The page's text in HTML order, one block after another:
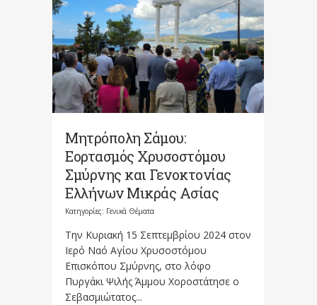
Μητρόπολη Σάμου:
Εορτασμός Χρυσοστόμου
Σμύρνης και Γενοκτονίας
Ελλήνων Μικράς Ασίας
Κατηγορίες: Γενικά Θέματα
Την Κυριακή 15 Σεπτεμβρίου 2024 στον
Ιερό Ναό Αγίου Χρυσοστόμου
Επισκόπου Σμύρνης, στο λόφο
Πυργάκι Ψιλής Άμμου Χοροστάτησε ο
Σεβασμιώτατος...